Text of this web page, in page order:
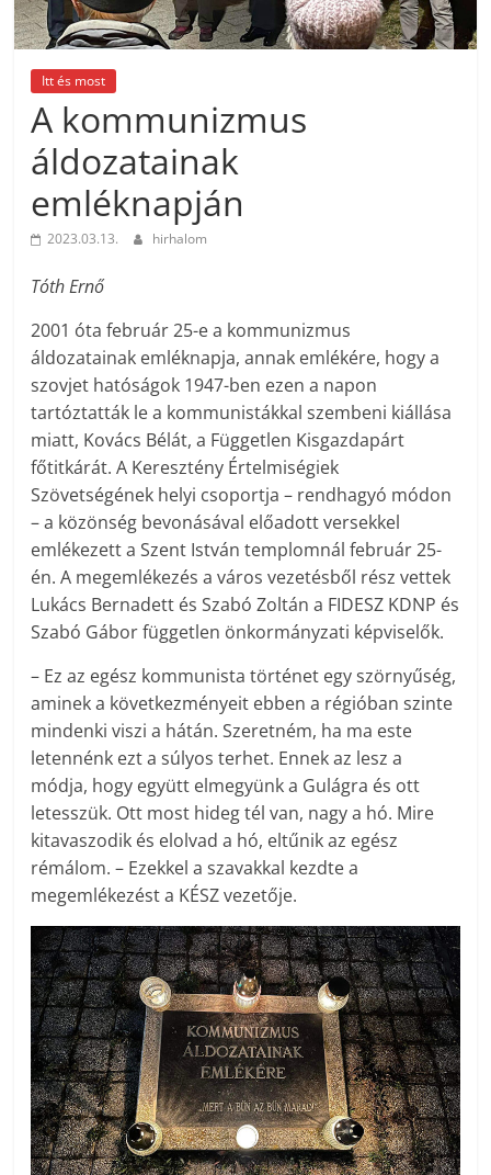
Itt és most
A kommunizmus
áldozatainak
emléknapján
2023.03.13. hirhalom
Tóth Ernő
2001 óta február 25-e a kommunizmus
áldozatainak emléknapja, annak emlékére, hogy a
szovjet hatóságok 1947-ben ezen a napon
tartóztatták le a kommunistákkal szembeni kiállása
miatt, Kovács Bélát, a Független Kisgazdapárt
főtitkárát. A Keresztény Értelmiségiek
Szövetségének helyi csoportja – rendhagyó módon
– a közönség bevonásával előadott versekkel
emlékezett a Szent István templomnál február 25-
én. A megemlékezés a város vezetésből rész vettek
Lukács Bernadett és Szabó Zoltán a FIDESZ KDNP és
Szabó Gábor független önkormányzati képviselők.
– Ez az egész kommunista történet egy szörnyűség,
aminek a következményeit ebben a régióban szinte
mindenki viszi a hátán. Szeretném, ha ma este
letennénk ezt a súlyos terhet. Ennek az lesz a
módja, hogy együtt elmegyünk a Gulágra és ott
letesszük. Ott most hideg tél van, nagy a hó. Mire
kitavaszodik és elolvad a hó, eltűnik az egész
rémálom. – Ezekkel a szavakkal kezdte a
megemlékezést a KÉSZ vezetője.